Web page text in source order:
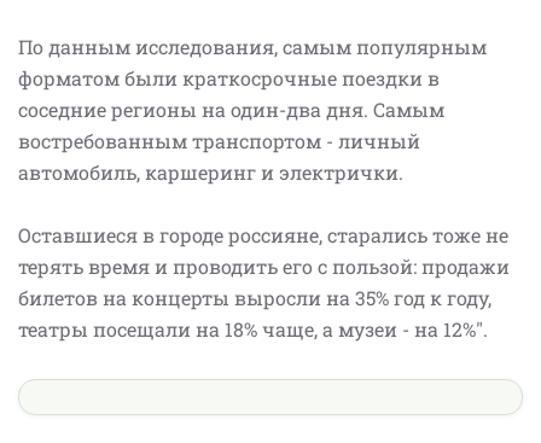
По данным исследования, самым популярным
форматом были краткосрочные поездки в
соседние регионы на один-два дня. Самым
востребованным транспортом - личный
автомобиль, каршеринг и электрички.
Оставшиеся в городе россияне, старались тоже не
терять время и проводить его с пользой: продажи
билетов на концерты выросли на 35% год к году,
театры посещали на 18% чаще, а музеи - на 12%".